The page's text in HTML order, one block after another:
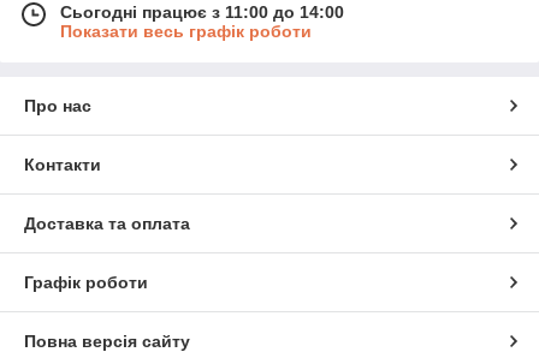
Сьогодні працює з 11:00 до 14:00
Показати весь графік роботи
Про нас
Контакти
Доставка та оплата
Графік роботи
Повна версія сайту